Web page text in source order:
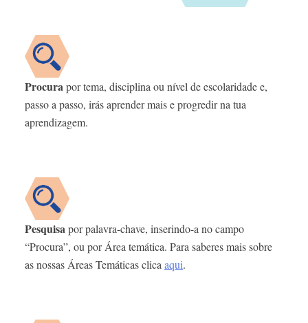
Procurapor tema, disciplina ou nível de escolaridade e,
passo a passo, irás aprender mais e progredir na tua
aprendizagem.
Pesquisapor palavra-chave, inserindo-a no campo
“Procura”, ou por Área temática. Para saberes mais sobre
as nossas Áreas Temáticas clica aqui.